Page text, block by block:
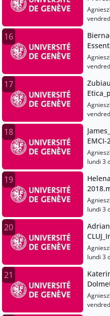
16
17
18
lundi 3
19
lundi 3
20
lundi 3
21